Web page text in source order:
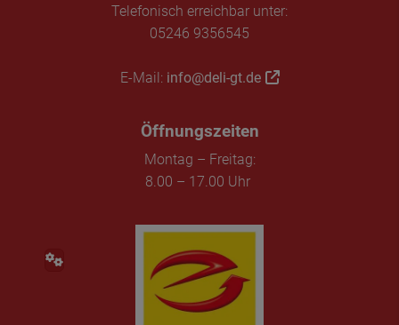
Telefonisch erreichbar unter:
05246 9356545
E-Mail: info@deli-gt.de
Öffnungszeiten
Montag – Freitag:
8.00 – 17.00 Uhr